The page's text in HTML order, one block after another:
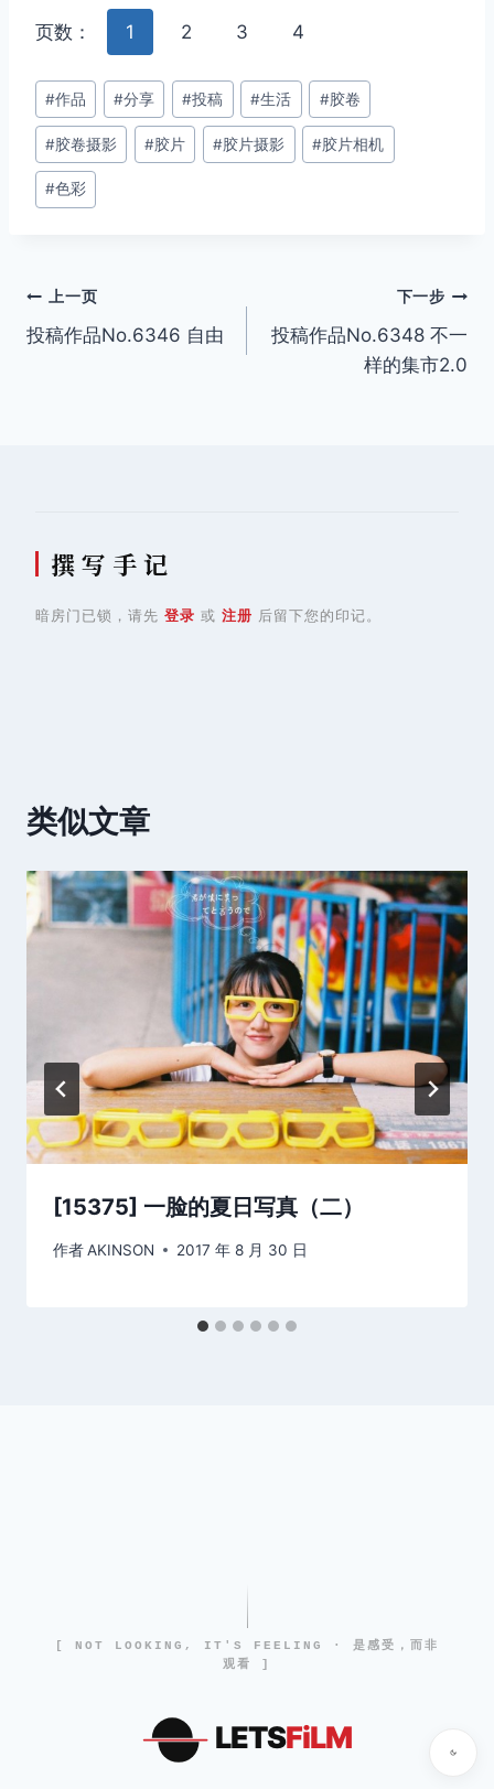
页数： 1 2 3 4
文
章
标
签：
#作品 #分享 #投稿 #生活 #胶卷
#胶卷摄影 #胶片 #胶片摄影 #胶片相机
#色彩
文
章
上一页
投稿作品No.6346 自由
下一步
投稿作品No.6348 不一
样的集市2.0
撰 写 手 记
暗房门已锁，请先 登录 或 注册 后留下您的印记。
类似文章
[15375] 一脸的夏日写真（二）
作者AKINSON 2017 年 8 月 30 日
[ NOT LOOKING, IT'S FEELING · 是感受，而非
观看 ]
LETSFiLM